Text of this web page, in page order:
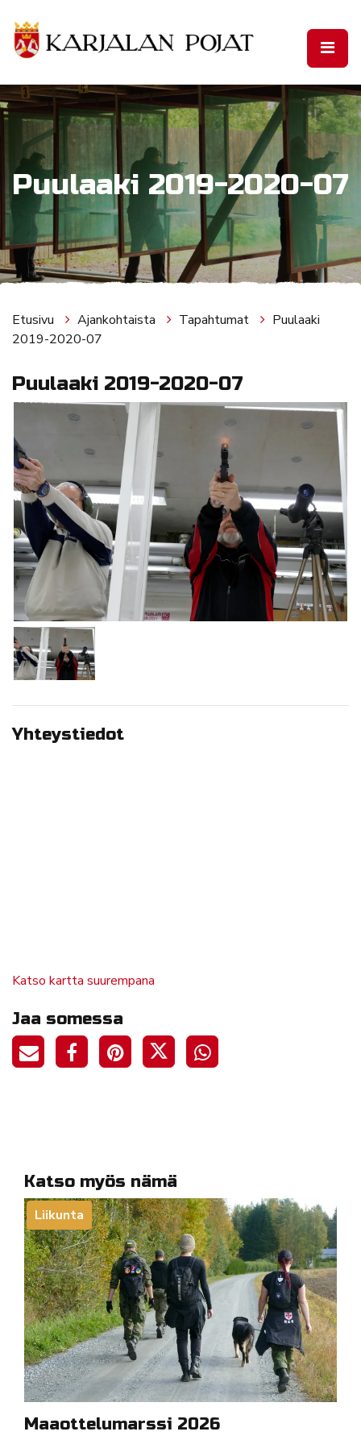
Puulaaki 2019-2020-07
Etusivu Ajankohtaista Tapahtumat
Puulaaki
2019-2020-07
Puulaaki 2019-2020-07
Yhteystiedot
Katso kartta suurempana
Jaa somessa
Katso myös nämä
Liikunta
Maaottelumarssi 2026